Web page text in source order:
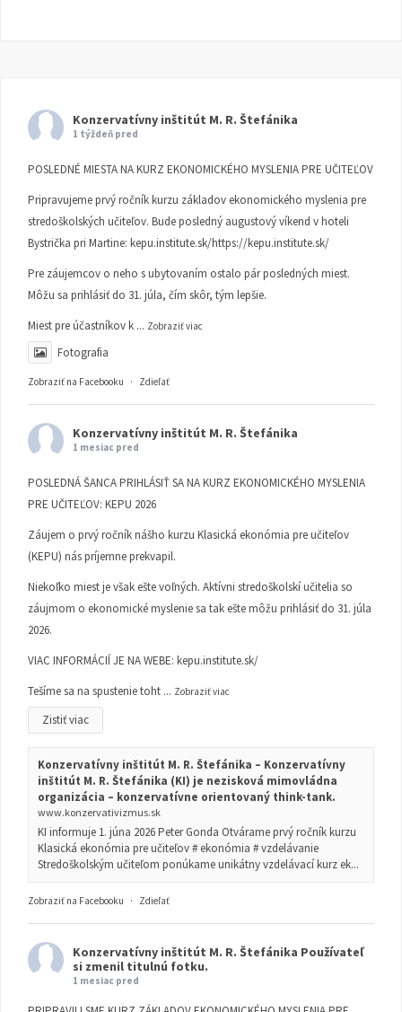
Konzervatívny inštitút M. R. Štefánika
1 týždeň pred
POSLEDNÉ MIESTA NA KURZ EKONOMICKÉHO MYSLENIA PRE UČITEĽOV
Pripravujeme prvý ročník kurzu základov ekonomického myslenia pre
stredoškolských učiteľov. Bude posledný augustový víkend v hoteli
Bystrička pri Martine: kepu.institute.sk/https://kepu.institute.sk/
Pre záujemcov o neho s ubytovaním ostalo pár posledných miest.
Môžu sa prihlásiť do 31. júla, čím skôr, tým lepšie.
Miest pre účastníkov k ... Zobraziť viac
Fotografia
Zobraziť na Facebooku · Zdieľať
Konzervatívny inštitút M. R. Štefánika
1 mesiac pred
POSLEDNÁ ŠANCA PRIHLÁSIŤ SA NA KURZ EKONOMICKÉHO MYSLENIA
PRE UČITEĽOV: KEPU 2026
Záujem o prvý ročník nášho kurzu Klasická ekonómia pre učiteľov
(KEPU) nás príjemne prekvapil.
Niekoľko miest je však ešte voľných. Aktívni stredoškolskí učitelia so
záujmom o ekonomické myslenie sa tak ešte môžu prihlásiť do 31. júla
2026.
VIAC INFORMÁCIÍ JE NA WEBE: kepu.institute.sk/
Tešíme sa na spustenie toht ... Zobraziť viac
Zistiť viac
Konzervatívny inštitút M. R. Štefánika – Konzervatívny
inštitút M. R. Štefánika (KI) je nezisková mimovládna
organizácia – konzervatívne orientovaný think-tank.
www.konzervativizmus.sk
KI informuje 1. júna 2026 Peter Gonda Otvárame prvý ročník kurzu
Klasická ekonómia pre učiteľov # ekonómia # vzdelávanie
Stredoškolským učiteľom ponúkame unikátny vzdelávací kurz ek...
Zobraziť na Facebooku · Zdieľať
Konzervatívny inštitút M. R. Štefánika Používateľ
si zmenil titulnú fotku.
1 mesiac pred